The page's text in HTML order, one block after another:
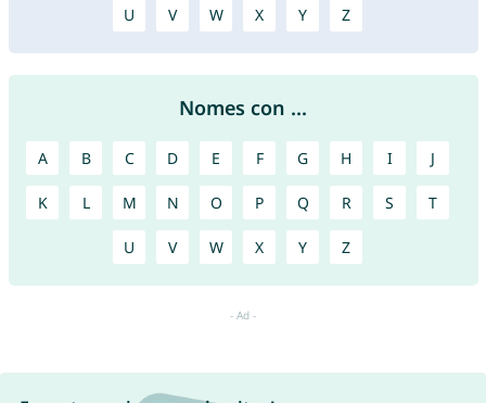
U V W X Y Z
Nomes con ...
A B C D E F G H I J
K L M N O P Q R S T
U V W X Y Z